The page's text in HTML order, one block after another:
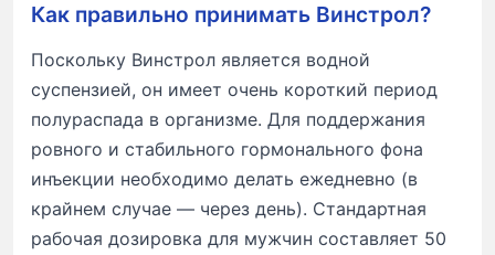
Как правильно принимать Винстрол?
Поскольку Винстрол является водной
суспензией, он имеет очень короткий период
полураспада в организме. Для поддержания
ровного и стабильного гормонального фона
инъекции необходимо делать ежедневно (в
крайнем случае — через день). Стандартная
рабочая дозировка для мужчин составляет 50